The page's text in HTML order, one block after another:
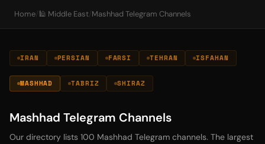
Home/ 🕌 Middle East/ Mashhad Telegram Channels
IRAN PERSIAN FARSI TEHRAN ISFAHAN
MASHHAD TABRIZ SHIRAZ
Mashhad Telegram Channels
Our directory lists 100 Mashhad Telegram channels. The largest